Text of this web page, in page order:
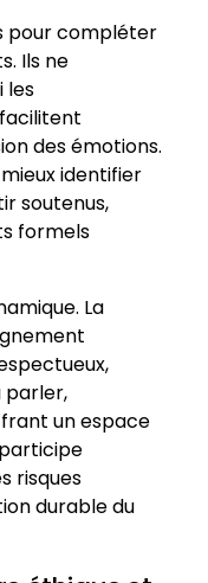
pour compléter
Ils ne
les
des émotions.
identifier
soutenus,
formels
La
parler,
un espace
risques
durable du